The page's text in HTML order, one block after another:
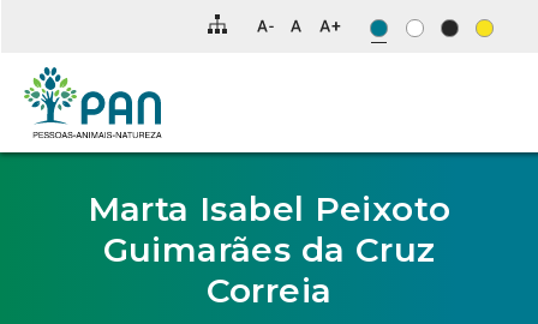
para
conteúdo
principal
da
Marta Isabel Peixoto
Guimarães da Cruz
Correia